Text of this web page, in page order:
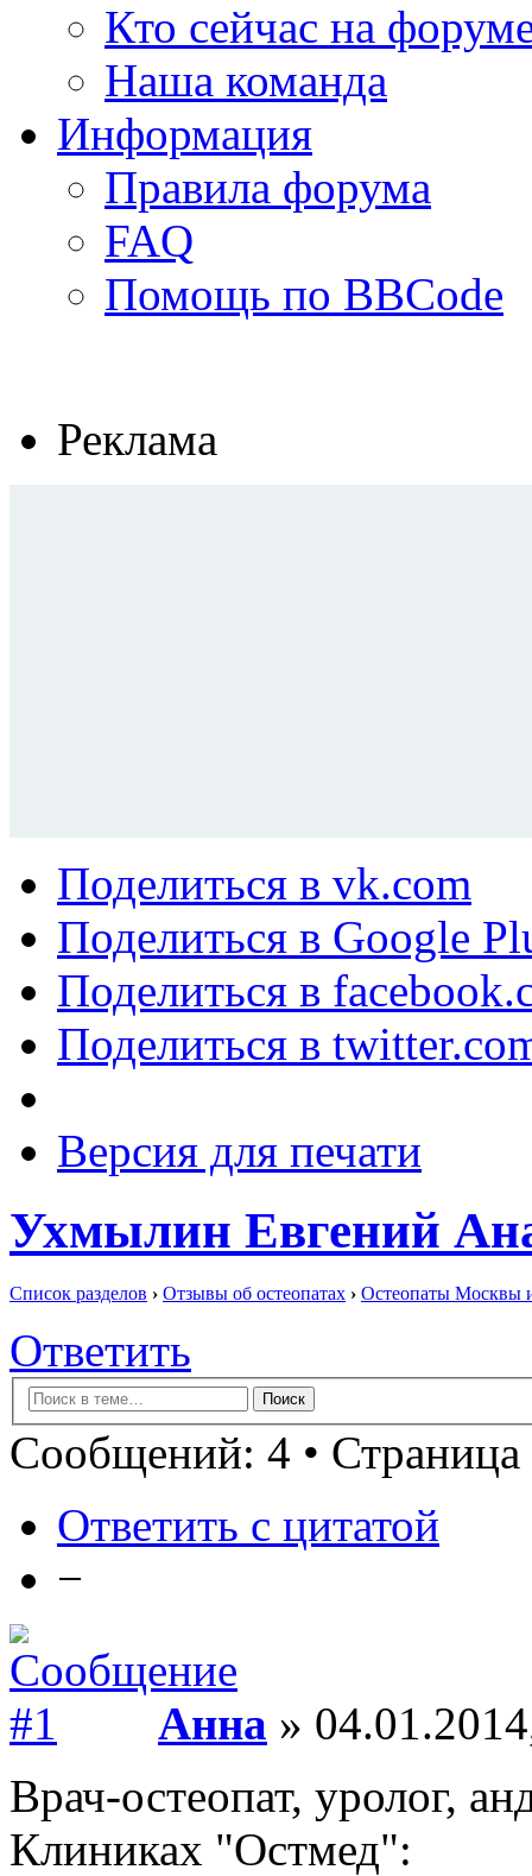
Кто сейчас на
Наша команда
Информация
Правила форума
FAQ
Помощь по BBCode
Реклама
Поделиться в vk.com
Поделиться в Google
Поделиться в
Поделиться в
Версия для печати
Ухмылин Евгений
Список разделов › Отзывы об остеопатах › Остеопаты Москвы
Ответить
Сообщений: 4 • Страница
Ответить с цитатой
−
Анна »
Врач-остеопат, уролог,
Клиниках "Остмед":